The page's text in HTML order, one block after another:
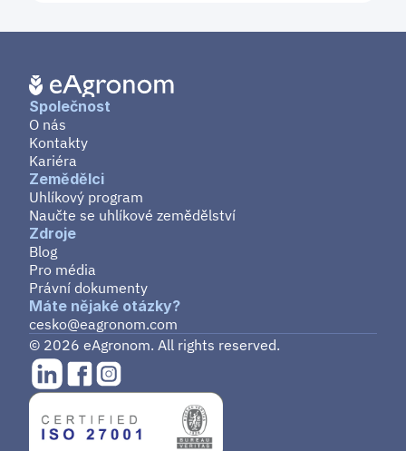
Společnost
O nás
Kontakty
Kariéra
Zemědělci
Uhlíkový program
Naučte se uhlíkové zemědělství
Zdroje
Blog
Pro média
Právní dokumenty
Máte nějaké otázky?
cesko@eagronom.com
© 2026 eAgronom. All rights reserved.